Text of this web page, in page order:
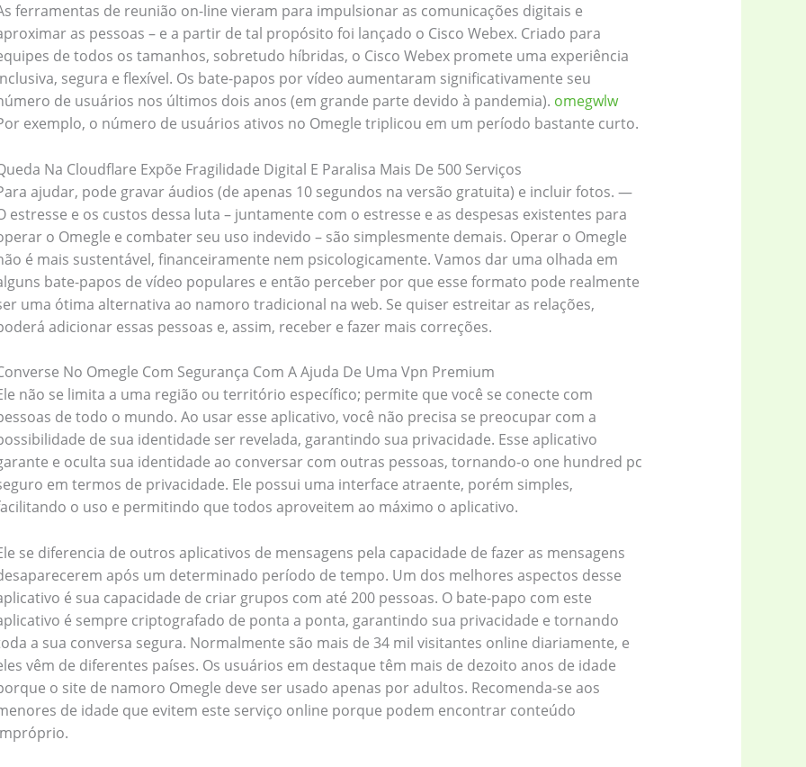
ferramentas de reunião on-line vieram para impulsionar as comunicações digitais e
as pessoas – e a partir de tal propósito foi lançado o Cisco Webex. Criado para
de todos os tamanhos, sobretudo híbridas, o Cisco Webex promete uma experiência
segura e flexível. Os bate-papos por vídeo aumentaram significativamente seu
de usuários nos últimos dois anos (em grande parte devido à pandemia). omegwlw
exemplo, o número de usuários ativos no Omegle triplicou em um período bastante curto.
Na Cloudflare Expõe Fragilidade Digital E Paralisa Mais De 500 Serviços
ajudar, pode gravar áudios (de apenas 10 segundos na versão gratuita) e incluir fotos. —
estresse e os custos dessa luta – juntamente com o estresse e as despesas existentes para
o Omegle e combater seu uso indevido – são simplesmente demais. Operar o Omegle
é mais sustentável, financeiramente nem psicologicamente. Vamos dar uma olhada em
bate-papos de vídeo populares e então perceber por que esse formato pode realmente
uma ótima alternativa ao namoro tradicional na web. Se quiser estreitar as relações,
adicionar essas pessoas e, assim, receber e fazer mais correções.
No Omegle Com Segurança Com A Ajuda De Uma Vpn Premium
não se limita a uma região ou território específico; permite que você se conecte com
de todo o mundo. Ao usar esse aplicativo, você não precisa se preocupar com a
de sua identidade ser revelada, garantindo sua privacidade. Esse aplicativo
e oculta sua identidade ao conversar com outras pessoas, tornando-o one hundred pc
em termos de privacidade. Ele possui uma interface atraente, porém simples,
o uso e permitindo que todos aproveitem ao máximo o aplicativo.
se diferencia de outros aplicativos de mensagens pela capacidade de fazer as mensagens
após um determinado período de tempo. Um dos melhores aspectos desse
é sua capacidade de criar grupos com até 200 pessoas. O bate-papo com este
é sempre criptografado de ponta a ponta, garantindo sua privacidade e tornando
a sua conversa segura. Normalmente são mais de 34 mil visitantes online diariamente, e
vêm de diferentes países. Os usuários em destaque têm mais de dezoito anos de idade
o site de namoro Omegle deve ser usado apenas por adultos. Recomenda-se aos
de idade que evitem este serviço online porque podem encontrar conteúdo